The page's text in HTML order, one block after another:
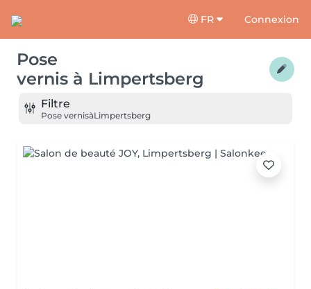
FR Connexion
Pose
vernis à Limpertsberg
Filtre
Pose vernisàLimpertsberg